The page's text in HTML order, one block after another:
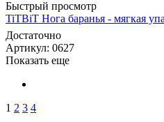
Быстрый просмотр
TiTBiT Нога баранья - мягкая
Достаточно
Артикул: 0627
Показать еще
1 2 3 4